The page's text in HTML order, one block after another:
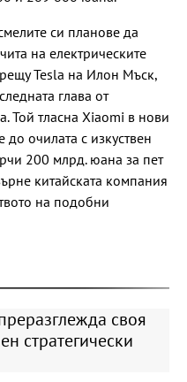
си планове да
на електрическите
Tesla на Илон Мъск,
глава от
Той тласна Xiaomi в нови
очилата с изкуствен
200 млрд. юана за пет
китайската компания
на подобни
своя
стратегически